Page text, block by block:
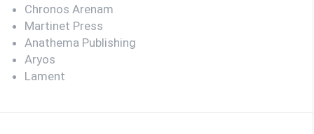
Chronos Arenam
Martinet Press
Anathema Publishing
Aryos
Lament